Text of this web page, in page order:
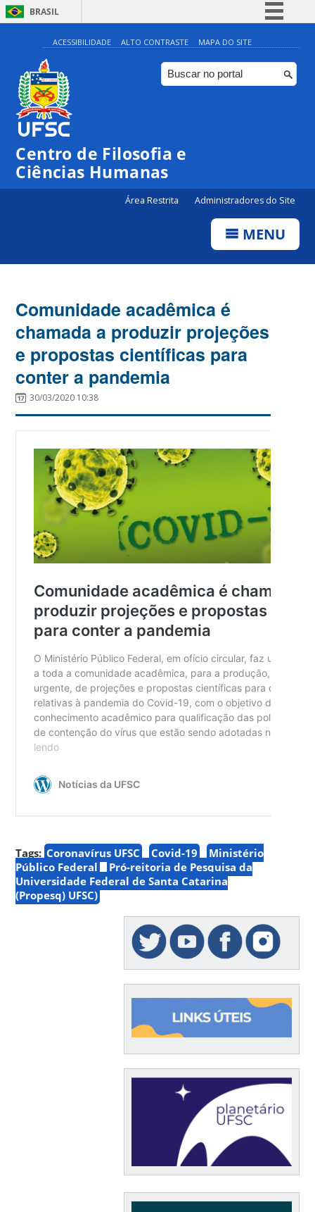
BRASIL
Simplifique!
Comunica BR
Participe
ACESSIBILIDADE ALTO CONTRASTE MAPA DO SITE
Centro de Filosofia e
Ciências Humanas
Área Restrita Administradores do Site
MENU
Comunidade acadêmica é
chamada a produzir projeções
e propostas científicas para
conter a pandemia
30/03/2020 10:38
Tags: Coronavírus UFSC Covid-19
Ministério
Público Federal
Pró-reitoria de Pesquisa da
Universidade Federal de Santa Catarina
(Propesq) UFSC)